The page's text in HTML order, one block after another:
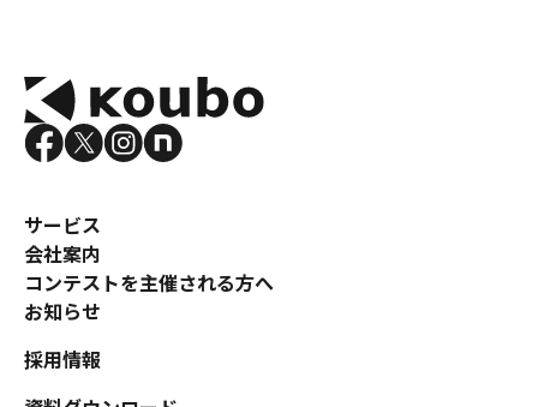
サービス
会社案内
コンテストを主催される方へ
お知らせ
採用情報